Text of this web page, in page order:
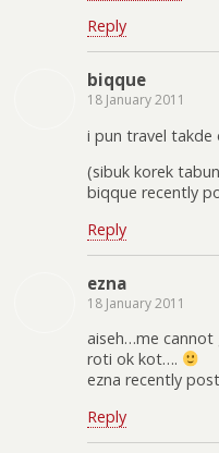
Reply
biqque
18 January 2011
i pun travel takde
(sibuk korek
biqque recently
Reply
ezna
18 January 2011
aiseh…me cannot
roti ok kot….
ezna recently
Reply